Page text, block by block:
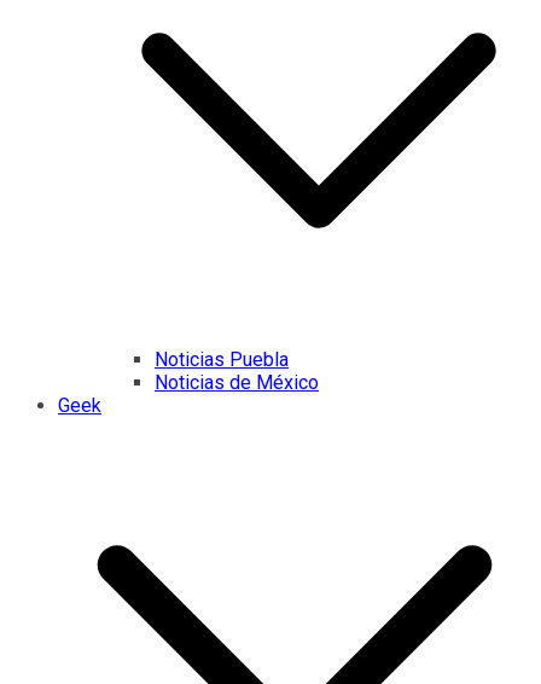
Noticias Puebla
Noticias de México
Geek